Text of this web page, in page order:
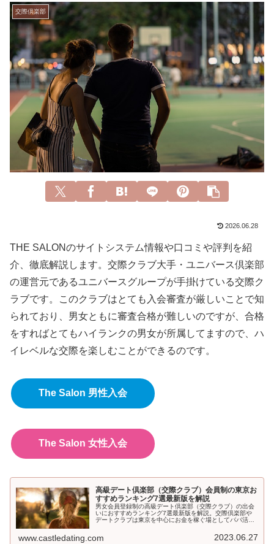
交際倶楽部
2026.06.28
THE SALONのサイトシステム情報や口コミや評判を紹
介、徹底解説します。交際クラブ大手・ユニバース倶楽部
の運営元であるユニバースグループが手掛けている交際ク
ラブです。このクラブはとても入会審査が厳しいことで知
られており、男女ともに審査合格が難しいのですが、合格
をすればとてもハイランクの男女が所属してますので、ハ
イレベルな交際を楽しむことができるのです。
The Salon 男性入会
The Salon 女性入会
高級デート倶楽部（交際クラブ）会員制の東京お
すすめランキング7選最新版を解説
男女会員登録制の高級デート倶楽部（交際クラブ）の出会
いにおすすめランキング7選最新版を解説。交際倶楽部や
デートクラブは東京を中心にお金を稼ぐ場としてパパ活に
的長いことから、老舗の運営会社も多く、会社が仲介をし
てくれることから詐欺などの不安が少ないことがとても好
www.castledating.com 2023.06.27